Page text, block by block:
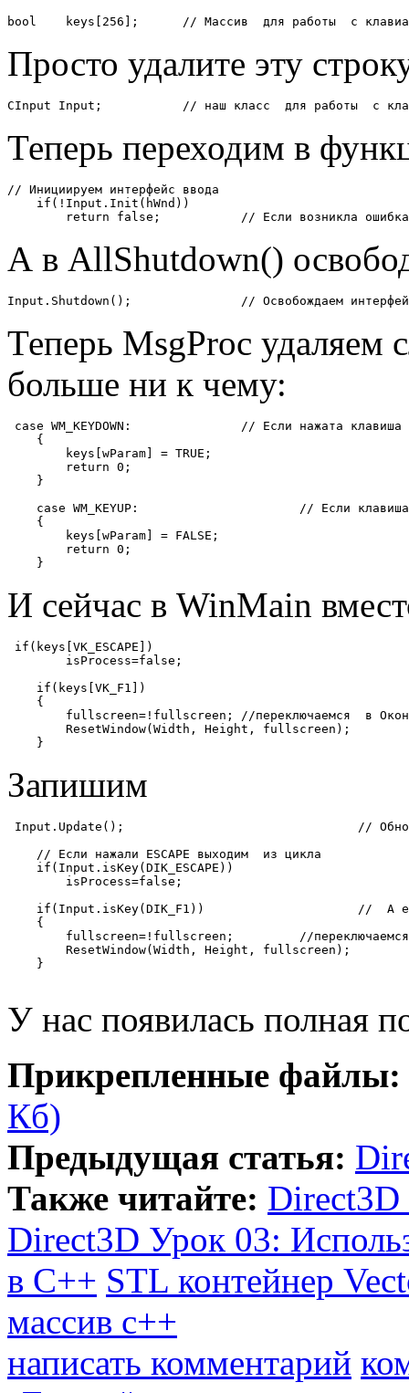
bool	keys[256];	// Массив  для работы  с
Просто удалите эту
CInput Input;		// наш класс  для
Теперь переходим в
// Инициируем интерфейс ввода
    if(!Input.Init(hWnd))
А в AllShutdown()
Input.Shutdown();		// Освобождаем
Теперь MsgProc удаляем
больше ни к чему:
case WM_KEYDOWN:		// Если нажата клавиша
    {
        keys[wParam] = TRUE;
        return 0;
    }
    case WM_KEYUP:			// Если клавиша отпущена
    {
        keys[wParam] = FALSE;
        return 0;
И сейчас в WinMain
if(keys[VK_ESCAPE])
        isProcess=false;
    if(keys[VK_F1])
    {
        fullscreen=!fullscreen;	//переключаемся  в Оконный/полноэкранный режим
        ResetWindow(Width, Height, fullscreen);
    }
Запишим
Input.Update();				// Обновляем состояние клавиатуры  и мышки
    // Если нажали ESCAPE выходим  из цикла
    if(Input.isKey(DIK_ESCAPE))
        isProcess=false;
    if(Input.isKey(DIK_F1))			//  А если F1
    {
        fullscreen=!fullscreen;		//переключаемся  в Оконный/полноэкранный режим
        ResetWindow(Width, Height, fullscreen);
    }
У нас появилась полная
Прикрепленные файлы:
Кб)
Предыдущая статья:
Также читайте: Direct3D
Direct3D Урок 03:
в C++ STL контейнер
массив c++
написать комментарий